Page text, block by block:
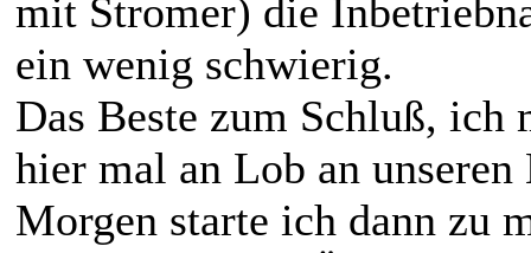
mit Stromer) die
ein wenig schwierig.
Das Beste zum Schluß, ich
hier mal an Lob an
Morgen starte ich dann zu